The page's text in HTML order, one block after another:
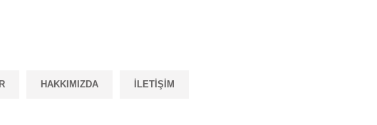
HAKKIMIZDA İLETIŞIM